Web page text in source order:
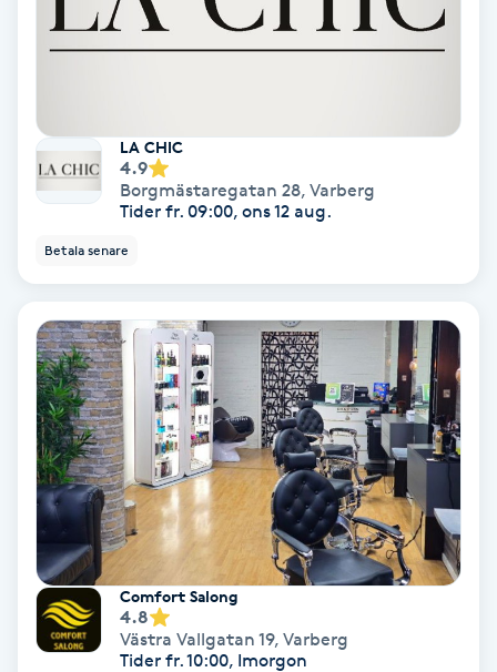
Naprapati
NBE-massage
Olaplex
Olaplexbehandling
Ombre
Ombre brows
Ombre naglar
Optiker
LA CHIC
4.9
Borgmästaregatan 28, Varberg
Tider fr. 09:00, ons 12 aug.
Betala senare
Comfort Salong
4.8
Västra Vallgatan 19, Varberg
Tider fr. 10:00, Imorgon